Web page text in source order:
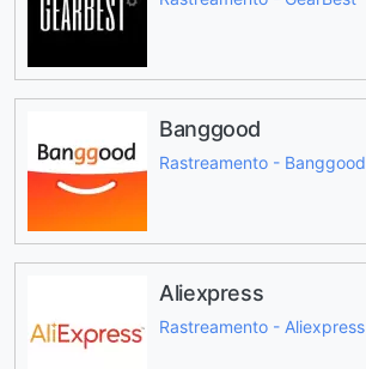
Banggood
Rastreamento - Banggood
Aliexpress
Rastreamento - Aliexpress